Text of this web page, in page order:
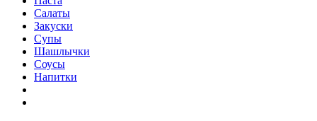
Салаты
Закуски
Супы
Шашлычки
Соусы
Напитки